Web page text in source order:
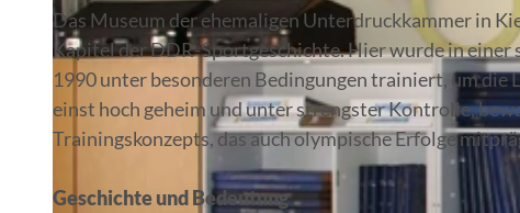
Das Museum der ehemaligen Unterdruckkammer in
Kapitel der DDR-Sportgeschichte. Hier wurde in
1990 unter besonderen Bedingungen trainiert, um
einst hoch geheim und unter strengster Kontrolle,
Trainingskonzepts, das auch olympische Erfolge
Geschichte und Bedeutung